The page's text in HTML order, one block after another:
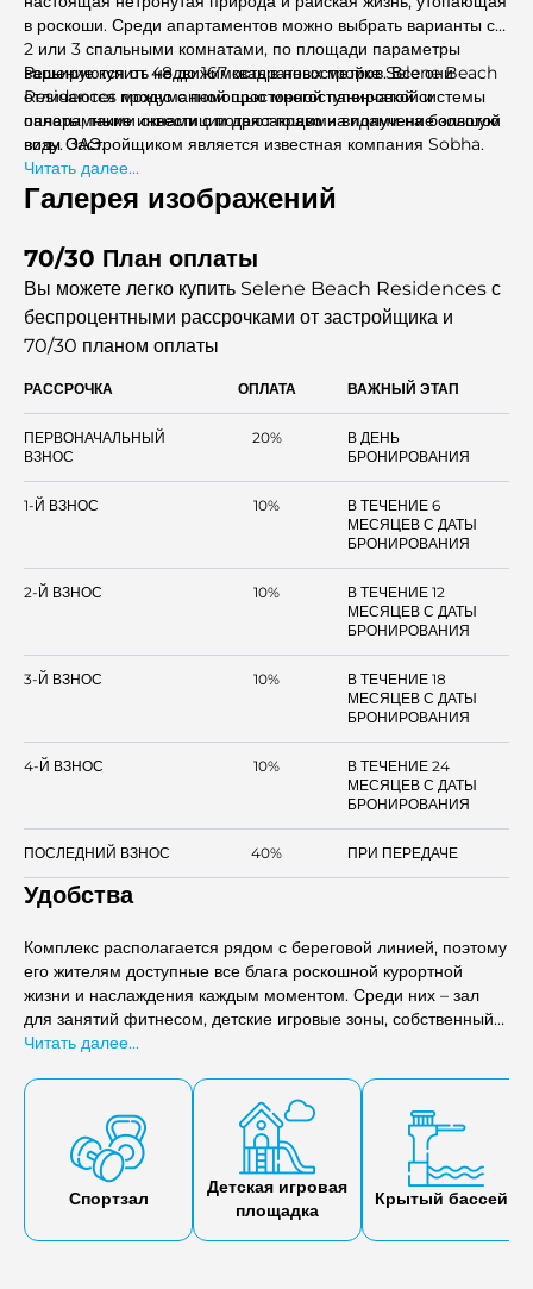
в роскоши. Среди апартаментов можно выбрать варианты с 1,
2 или 3 спальными комнатами, по площади параметры
варьируются от 48 до 167 квадратных метров. Все они
отличаются продуманной просторной панировкой и
панорамными окнами с потрясающими видами на большую
воду. Застройщиком является известная компания Sobha.
Решение купить недвижимость в новостройке Selene Beach
Residences можно с помощью многоступенчатой системы
оплаты, такие инвестиции дают право на получение золотой
визы ОАЭ.
Читать далее...
Галерея изображений
70/30 План оплаты
Вы можете легко купить Selene Beach Residences с
беспроцентными рассрочками от застройщика и
70/30 планом оплаты
РАССРОЧКА ОПЛАТА ВАЖНЫЙ ЭТАП
ПЕРВОНАЧАЛЬНЫЙ
ВЗНОС
20%
В ДЕНЬ
БРОНИРОВАНИЯ
1-Й ВЗНОС 10%
В ТЕЧЕНИЕ 6
МЕСЯЦЕВ С ДАТЫ
БРОНИРОВАНИЯ
2-Й ВЗНОС 10%
В ТЕЧЕНИЕ 12
МЕСЯЦЕВ С ДАТЫ
БРОНИРОВАНИЯ
3-Й ВЗНОС 10%
В ТЕЧЕНИЕ 18
МЕСЯЦЕВ С ДАТЫ
БРОНИРОВАНИЯ
4-Й ВЗНОС 10%
В ТЕЧЕНИЕ 24
МЕСЯЦЕВ С ДАТЫ
БРОНИРОВАНИЯ
ПОСЛЕДНИЙ ВЗНОС 40% ПРИ ПЕРЕДАЧЕ
Удобства
Комплекс располагается рядом с береговой линией, поэтому
его жителям доступные все блага роскошной курортной
жизни и наслаждения каждым моментом. Среди них – зал
для занятий фитнесом, детские игровые зоны, собственный
бассейн, спортивные площадки для активного отдыха.
мангровые заросли и частые встречи с местными
обитателями – морскими черепашками, фламинго и
ориксами. На острове есть сервис свой яхт-клуб и площадка
для посадки вертолетов.
Читать далее...
Спортзал
Детская игровая
площадка
Крытый бассейн